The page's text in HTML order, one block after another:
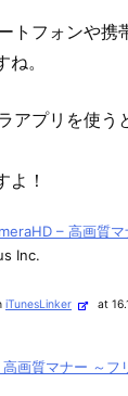
トフォンや携
。
アプリを使う
よ！
– 高画質
Inc.
iTunesLinker at
画質マナー ～フ